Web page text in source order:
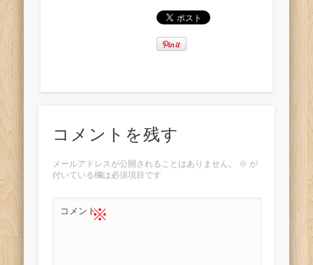
コメントを残す
メールアドレスが公開されることはありません。 ※ が
付いている欄は必須項目です
コメント※